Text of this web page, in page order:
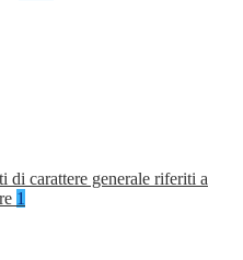
di carattere generale riferiti a
1